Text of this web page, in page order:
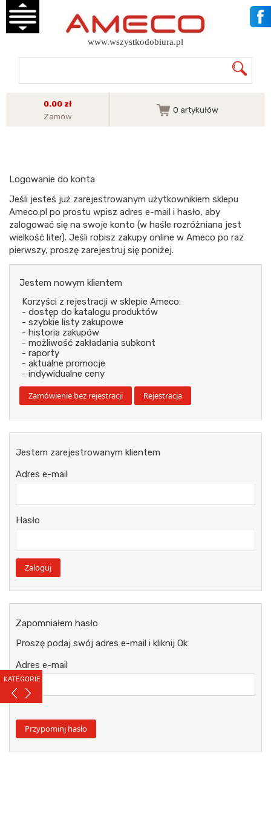
KATEGORIE
www.wszystkodobiura.pl
0.00 zł
Zamów
0 artykułów
Logowanie do konta
Jeśli jesteś już zarejestrowanym użytkownikiem sklepu
Ameco.pl po prostu wpisz adres e-mail i hasło, aby
zalogować się na swoje konto (w haśle rozróżniana jest
wielkość liter). Jeśli robisz zakupy online w Ameco po raz
pierwszy, proszę zarejestruj się poniżej.
Jestem nowym klientem
Korzyści z rejestracji w sklepie Ameco:
- dostęp do katalogu produktów
- szybkie listy zakupowe
- historia zakupów
- możliwość zakładania subkont
- raporty
- aktualne promocje
- indywidualne ceny
Jestem zarejestrowanym klientem
Adres e-mail
Hasło
Zapomniałem hasło
Proszę podaj swój adres e-mail i kliknij Ok
Adres e-mail